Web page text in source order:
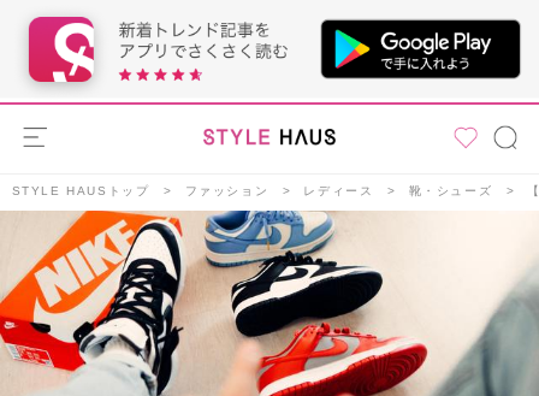
STYLE HAUSトップ ファッション レディース 靴・シューズ